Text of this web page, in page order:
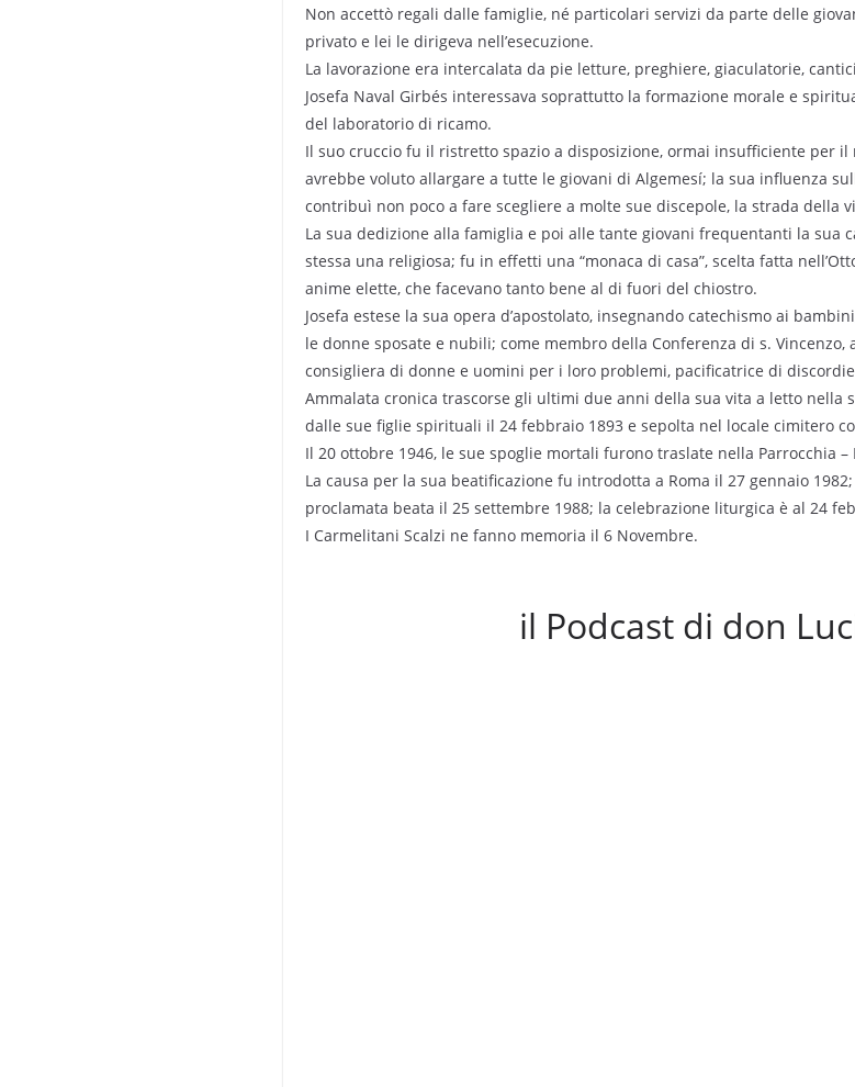
Non accettò regali dalle famiglie, né particolari servizi da parte delle
privato e lei le dirigeva nell’esecuzione.
La lavorazione era intercalata da pie letture, preghiere, giaculatorie,
Josefa Naval Girbés interessava soprattutto la formazione morale e
del laboratorio di ricamo.
Il suo cruccio fu il ristretto spazio a disposizione, ormai insufficiente per
avrebbe voluto allargare a tutte le giovani di Algemesí; la sua influenza
contribuì non poco a fare scegliere a molte sue discepole, la strada della
La sua dedizione alla famiglia e poi alle tante giovani frequentanti la sua
stessa una religiosa; fu in effetti una “monaca di casa”, scelta fatta
anime elette, che facevano tanto bene al di fuori del chiostro.
Josefa estese la sua opera d’apostolato, insegnando catechismo ai
le donne sposate e nubili; come membro della Conferenza di s.
consigliera di donne e uomini per i loro problemi, pacificatrice di
Ammalata cronica trascorse gli ultimi due anni della sua vita a letto nella
dalle sue figlie spirituali il 24 febbraio 1893 e sepolta nel locale cimitero
Il 20 ottobre 1946, le sue spoglie mortali furono traslate nella Parrocchia –
La causa per la sua beatificazione fu introdotta a Roma il 27 gennaio 1982;
proclamata beata il 25 settembre 1988; la celebrazione liturgica è al 24
I Carmelitani Scalzi ne fanno memoria il 6 Novembre.
il Podcast di don